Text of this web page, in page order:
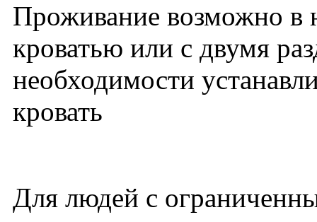
Проживание возможно в
кроватью или с двумя
необходимости
кровать
Для людей с